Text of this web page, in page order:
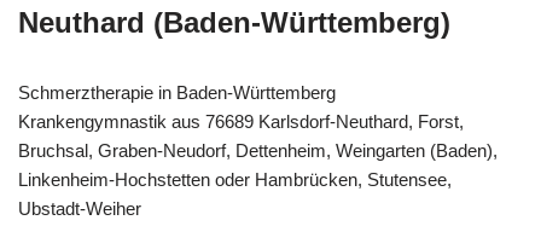
Neuthard (Baden-Württemberg)
Schmerztherapie in Baden-Württemberg
Krankengymnastik aus 76689 Karlsdorf-Neuthard, Forst,
Bruchsal, Graben-Neudorf, Dettenheim, Weingarten (Baden),
Linkenheim-Hochstetten oder Hambrücken, Stutensee,
Ubstadt-Weiher